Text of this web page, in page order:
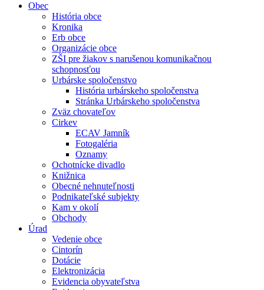
Obec
História obce
Kronika
Erb obce
Organizácie obce
ZŠI pre žiakov s narušenou komunikačnou
schopnosťou
Urbárske spoločenstvo
História urbárskeho spoločenstva
Stránka Urbárskeho spoločenstva
Zväz chovateľov
Cirkev
ECAV Jamník
Fotogaléria
Oznamy
Ochotnícke divadlo
Knižnica
Obecné nehnuteľnosti
Podnikateľské subjekty
Kam v okolí
Obchody
Úrad
Vedenie obce
Cintorín
Dotácie
Elektronizácia
Evidencia obyvateľstva